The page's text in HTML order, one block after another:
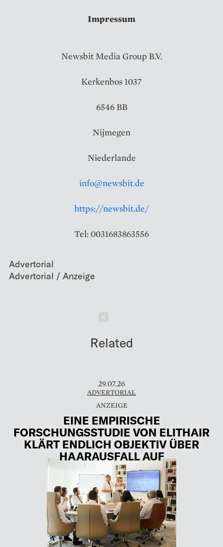
Impressum
Newsbit Media Group B.V.
Kerkenbos 1037
6546 BB
Nijmegen
Niederlande
info@newsbit.de
https://newsbit.de/
Tel: 0031683863556
Advertorial
Related
29.07.26
ADVERTORIAL
EINE EMPIRISCHE
FORSCHUNGSSTUDIE VON ELITHAIR
KLÄRT ENDLICH OBJEKTIV ÜBER
HAARAUSFALL AUF